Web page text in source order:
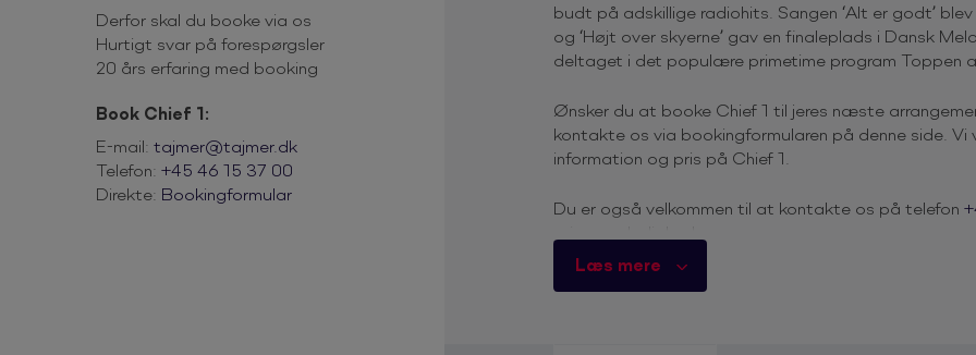
Derfor skal du booke via os
Hurtigt svar på forespørgsler
20 års erfaring med booking
Book Chief 1:
E-mail: tajmer@tajmer.dk
Telefon: +45 46 15 37 00
Direkte: Bookingformular
budt på adskillige radiohits. Sangen ‘Alt er godt’
og ‘Højt over skyerne’ gav en finaleplads i Dansk
deltaget i det populære primetime program Toppen
Ønsker du at booke Chief 1 til jeres næste
kontakte os via bookingformularen på denne side.
information og pris på Chief 1.
Du er også velkommen til at kontakte os på telefon
Derfor skal du booke Chief 1
Læs mere